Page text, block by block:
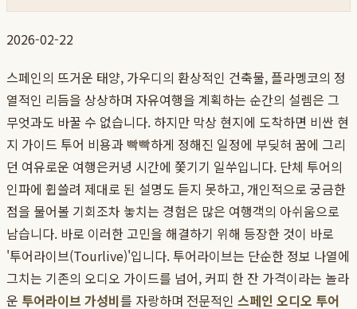
2026-02-22
스페인의 뜨거운 태양, 가우디의 환상적인 건축물, 플라멩코의 정
열적인 리듬을 상상하며 자유여행을 계획하는 순간의 설렘은 그
무엇과도 바꿀 수 없습니다. 하지만 막상 현지에 도착하면 비싼 현
지 가이드 투어 비용과 빡빡하게 정해진 일정에 부딪혀 꿈에 그리
던 여유로운 여행은커녕 시간에 쫓기기 일쑤입니다. 단체 투어의
인파에 휩쓸려 제대로 된 설명도 듣지 못하고, 개인적으로 궁금한
점을 물어볼 기회조차 놓치는 경험은 많은 여행객의 아쉬움으로
남습니다. 바로 이러한 고민을 해결하기 위해 등장한 것이 바로
'투어라이브(Tourlive)'입니다. 투어라이브는 단순한 정보 나열에
그치는 기존의 오디오 가이드를 넘어, 커피 한 잔 가격이라는 놀라
운 투어라이브 가성비를 자랑하며 전문적인 스페인 오디오 투어